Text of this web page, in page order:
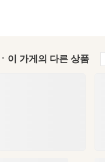
ㆍ이 가게의 다른 상품